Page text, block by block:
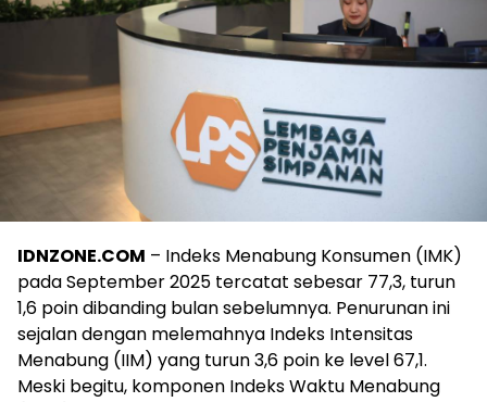
IDNZONE.COM – Indeks Menabung Konsumen (IMK)
pada September 2025 tercatat sebesar 77,3, turun
1,6 poin dibanding bulan sebelumnya. Penurunan ini
sejalan dengan melemahnya Indeks Intensitas
Menabung (IIM) yang turun 3,6 poin ke level 67,1.
Meski begitu, komponen Indeks Waktu Menabung